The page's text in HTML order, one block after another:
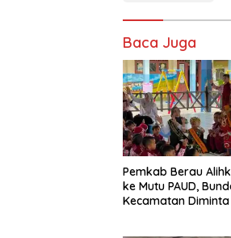
Baca Juga
Pemkab Berau
ke Mutu PAUD,
Kecamatan